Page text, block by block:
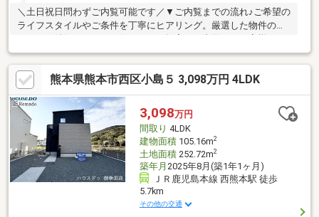
＼土日祝日問わずご内覧可能です／▼ご内覧までの流れ♪ご希望の
ライフスタイルやご条件を丁寧にヒアリング。厳選した物件の中
から、ご納得いただける住まいをご提案。ご内覧も、お客様のご
都合に合わせて柔軟に調整いたします。▼資金計画・住宅ローン
もワンストップでサポート♪お客様のお悩みに経験豊富な担当者が
丁寧にご対応。安心して次のステージへ進めるよう、的確なアド
バイスを行います。▼お客様のペースでご検討いただけます「ま
だ検討したい」「他の物件も見たい」などのご希望にも、ご条件
に合わせた物件をご提案しながら、納得のマイホーム探しをしっ
かりサポートいたします。TEL：096-206-1230
熊本県熊本市西区小島５ 3,098万円 4LDK
3,098万円
間取り 4LDK
建物面積105.16m2
土地面積252.72m2
築年月 2025年8月(築1年1ヶ月)
ＪＲ鹿児島本線 西熊本駅 徒歩
5.7km
その他の交通